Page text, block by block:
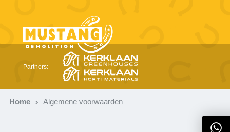
Partners:
Home Algemene voorwaarden